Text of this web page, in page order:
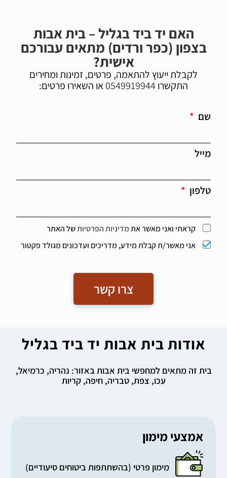
בבסיסו הניהולי של המקום להטיב עם הדיירים מתוך
השתדלות ומאמץ.
רבים מהנסקרים התייחסו לחיוך והאדיבות של הצוות,
נינוחות ופתיחות לבקשות המשפחה והדיירים. הצוות
עובד מתוך שיתוף פעולה ובעזרה הדדית לטובת הדייר.
רמת התחזוקה, הניקיון והסדר מאוד מוקפדים. פעילות
מתוך היכרות אישית, סבלנות וכבוד לקצב של כל אחד.
בית יד ביד בגליל הינו בית שמוכיח יישום פרקטיקות
וגמישות המובילות לחוויית לקוח טובה. רווחת הדייר
ורמת אמון ובטחון מבין הגבוהים בענף פתרונות דיור
האם יד ביד בגליל – בית אבות
בצפון (כפר ורדים) מתאים עבורכם
אישית?
לקבלת ייעוץ להתאמה, פרטים, זמינות ומחירים
התקשרו0549919944או השאירו פרטים:
שם
מייל
טלפון
קראתי ואני מאשר אתמדיניות הפרטיותשל האתר
אני מאשר/ת קבלת מידע, מדריכים ועדכונים מגולד פקטור
צרו קשר
אודות בית אבות יד ביד בגליל
בית זה מתאים למחפשי בית אבות באזור: נהריה, כרמיאל,
עכו, צפת, טבריה, חיפה, קריות
אמצעי מימון
מימון פרטי (בהשתתפות ביטוחים סיעודיים)